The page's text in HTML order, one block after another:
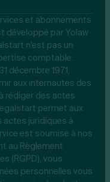
et abonnements
développé par Yolaw
n'est pas un
comptable.
décembre 1971,
aux internautes des
rédiger des actes
permet aux
actes juridiques à
est soumise à nos
au Règlement
(RGPD), vous
personnelles vous